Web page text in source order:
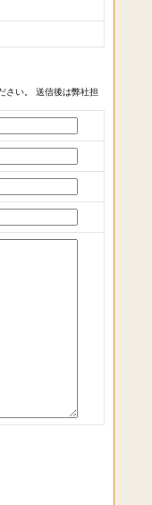
さい。 送信後は弊社担